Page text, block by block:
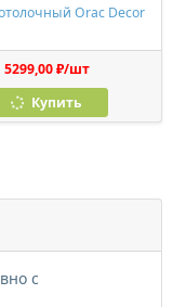
Orac Decor
5299,00 ₽/шт
Купить
с